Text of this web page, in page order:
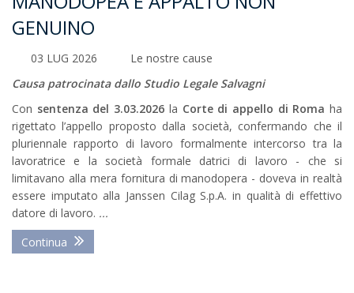
GENUINO
03 LUG 2026
Le nostre cause
Causa patrocinata dallo Studio Legale Salvagni
Con sentenza del 3.03.2026 la Corte di appello di Romaha
rigettato l’appello proposto dalla società, confermando che il
pluriennale rapporto di lavoro formalmente intercorso tra la
lavoratrice e la società formale datrici di lavoro - che si
limitavano alla mera fornitura di manodopera - doveva in realtà
essere imputato alla Janssen Cilag S.p.A. in qualità di effettivo
datore di lavoro. ...
Continua